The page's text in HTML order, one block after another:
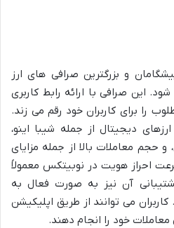
و بزرگترین صرافی های ارز
این صرافی با ارائه رابط کاربری
را برای کاربران خود رقم می زند.
دیجیتال از جمله شیبا اینو،
حجم معاملات بالا از جمله مزایای
احراز هویت در نوبیتکس معمولاً
آن نیز به صورت فعال به
می توانند از طریق اپلیکیشن
خود را انجام دهند.